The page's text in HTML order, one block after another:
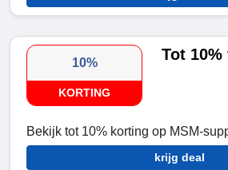
10%
KORTING
Tot
Bekijk tot 10% korting op MSM-
krijg deal